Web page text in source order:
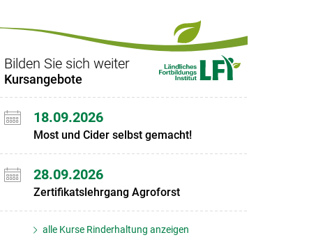
Bilden Sie sich weiter
Kursangebote
18.09.2026
Most und Cider selbst gemacht!
28.09.2026
Zertifikatslehrgang Agroforst
alle Kurse Rinderhaltung anzeigen